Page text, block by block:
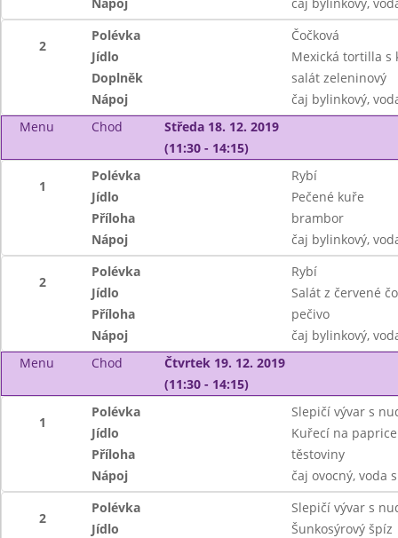
2
Polévka
Čočková
Jídlo
Mexická tortilla s
Doplněk
salát zeleninový
Nápoj
čaj bylinkový,
Menu
Chod
Středa 18. 12. 2019
(11:30 - 14:15)
1
Polévka
Rybí
Jídlo
Pečené kuře
Příloha
brambor
Nápoj
čaj bylinkový,
2
Polévka
Rybí
Jídlo
Salát z červené
Příloha
pečivo
Nápoj
čaj bylinkový,
Menu
Chod
Čtvrtek 19. 12. 2019
(11:30 - 14:15)
1
Polévka
Slepičí vývar s
Jídlo
Kuřecí na paprice
Příloha
těstoviny
Nápoj
čaj ovocný, voda
2
Polévka
Slepičí vývar s
Jídlo
Šunkosýrový špíz